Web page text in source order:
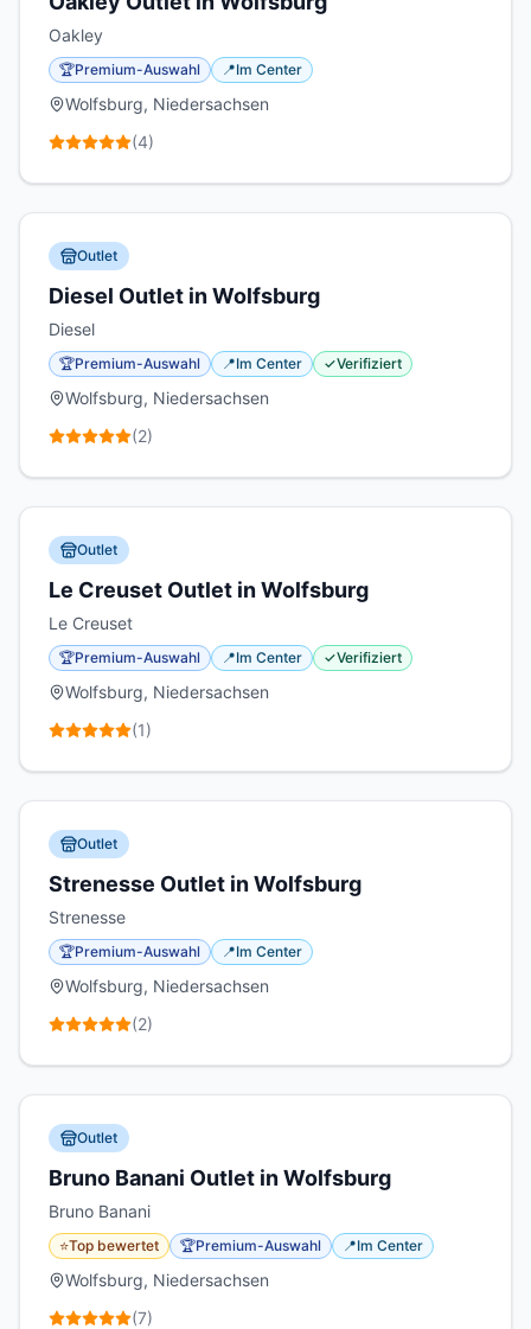
Oakley
🏆Premium-Auswahl 📍Im Center
Wolfsburg, Niedersachsen
(4)
Outlet
Diesel Outlet in Wolfsburg
Diesel
🏆Premium-Auswahl 📍Im Center ✓Verifiziert
Wolfsburg, Niedersachsen
(2)
Outlet
Le Creuset Outlet in Wolfsburg
Le Creuset
🏆Premium-Auswahl 📍Im Center ✓Verifiziert
Wolfsburg, Niedersachsen
(1)
Outlet
Strenesse Outlet in Wolfsburg
Strenesse
🏆Premium-Auswahl 📍Im Center
Wolfsburg, Niedersachsen
(2)
Outlet
Bruno Banani Outlet in Wolfsburg
Bruno Banani
⭐Top bewertet 🏆Premium-Auswahl 📍Im Center
Wolfsburg, Niedersachsen
(7)